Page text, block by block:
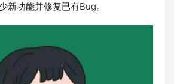
新功能并修复已有Bug。